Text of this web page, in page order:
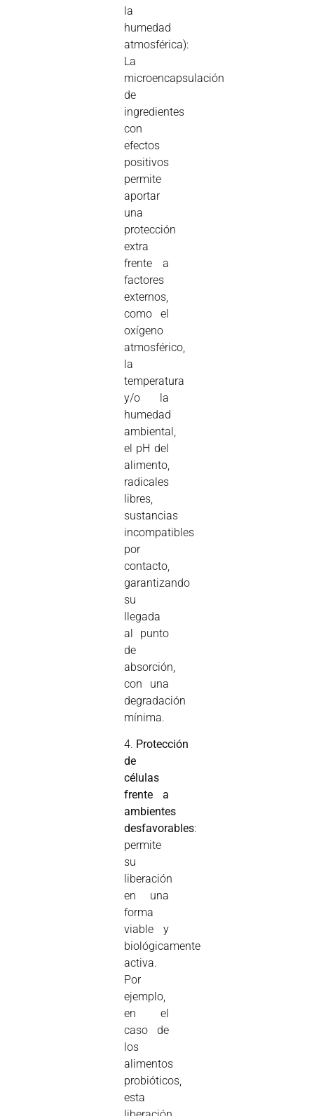
la
humedad
atmosférica):
La
microencapsulación
de
ingredientes
con
efectos
positivos
permite
aportar
una
protección
extra
frente a
factores
externos,
como el
oxígeno
atmosférico,
la
temperatura
y/o la
humedad
ambiental,
el pH del
alimento,
radicales
libres,
sustancias
incompatibles
por
contacto,
garantizando
su
llegada
al punto
de
absorción,
con una
degradación
mínima.
4. Protección
de
células
frente a
ambientes
desfavorables:
permite
su
liberación
en una
forma
viable y
biológicamente
activa.
Por
ejemplo,
en el
caso de
los
alimentos
probióticos,
esta